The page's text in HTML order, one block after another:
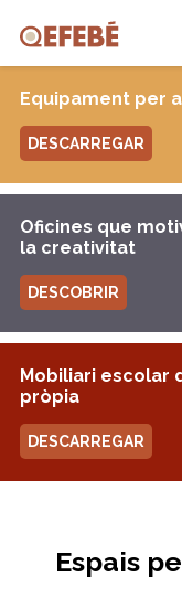
Equipament per
DESCARREGAR
Oficines que
la creativitat
DESCOBRIR
Mobiliari escolar
pròpia
DESCARREGAR
Espais